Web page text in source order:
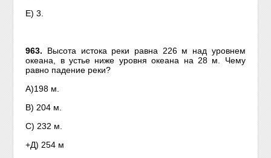
Е) 3.
963. Высота истока реки равна 226 м над уровнем
океана, в устье ниже уровня океана на 28 м. Чему
равно падение реки?
А)198 м.
В) 204 м.
С) 232 м.
+Д) 254 м